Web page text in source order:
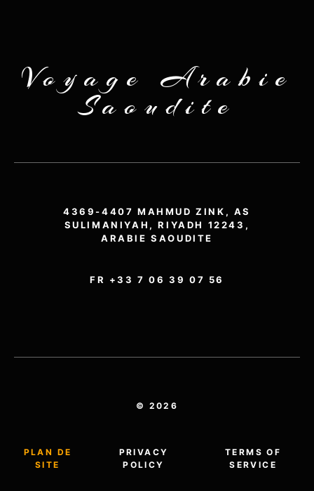
Voyage Arabie
Saoudite
4369-4407 MAHMUD ZINK, AS
SULIMANIYAH, RIYADH 12243,
ARABIE SAOUDITE
FR +33 7 06 39 07 56
© 2026
PLAN DE
SITE
PRIVACY
POLICY
TERMS OF
SERVICE